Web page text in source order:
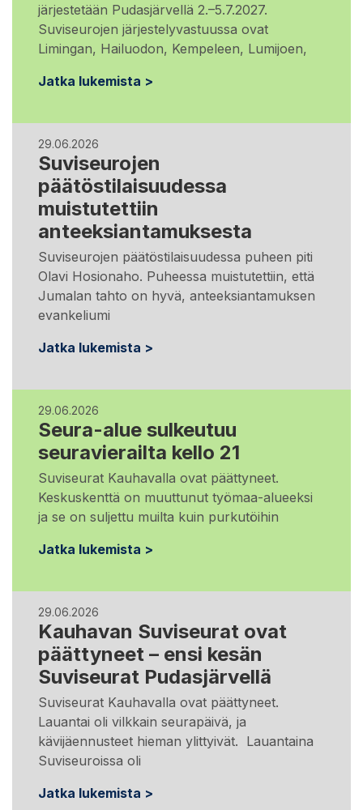
järjestetään Pudasjärvellä 2.–5.7.2027.
Suviseurojen järjestelyvastuussa ovat
Limingan, Hailuodon, Kempeleen, Lumijoen,
Jatka lukemista >
29.06.2026
Suviseurojen
päätöstilaisuudessa
muistutettiin
anteeksiantamuksesta
Suviseurojen päätöstilaisuudessa puheen piti
Olavi Hosionaho. Puheessa muistutettiin, että
Jumalan tahto on hyvä, anteeksiantamuksen
evankeliumi
Jatka lukemista >
29.06.2026
Seura-alue sulkeutuu
seuravierailta kello 21
Suviseurat Kauhavalla ovat päättyneet.
Keskuskenttä on muuttunut työmaa-alueeksi
ja se on suljettu muilta kuin purkutöihin
Jatka lukemista >
29.06.2026
Kauhavan Suviseurat ovat
päättyneet – ensi kesän
Suviseurat Pudasjärvellä
Suviseurat Kauhavalla ovat päättyneet.
Lauantai oli vilkkain seurapäivä, ja
kävijäennusteet hieman ylittyivät. Lauantaina
Suviseuroissa oli
Jatka lukemista >